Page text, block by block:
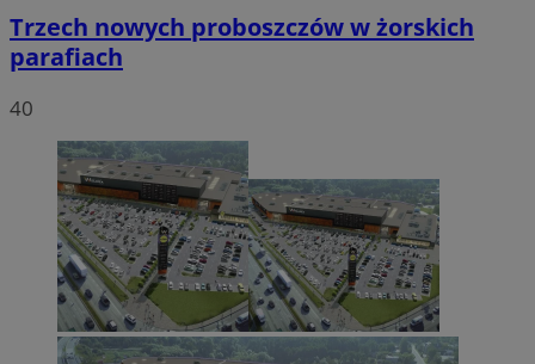
Trzech nowych proboszczów w żorskich
parafiach
40